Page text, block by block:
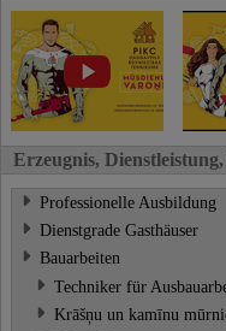
Erzeugnis,
Professionelle Ausbildung
Dienstgrade Gasthäuser
Bauarbeiten
Techniker für
Krāšņu un kamīnu